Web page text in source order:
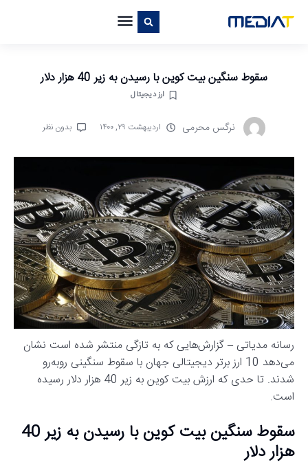
سقوط سنگین بیت کوین با رسیدن به زیر 40 هزار دلار
ارز دیجیتال
نرگس محرمی اردیبهشت ۲۹, ۱۴۰۰ بدون نظر
رسانه مدیاتی – گزارش‌هایی که به تازگی منتشر شده است نشان
می‌دهد 10 ارز برتر دیجیتالی جهان با سقوط سنگینی روبه‌رو
شدند. تا حدی که ارزش بیت کوین به زیر 40 هزار دلار رسیده
است.
سقوط سنگین بیت کوین با رسیدن به زیر 40
هزار دلار